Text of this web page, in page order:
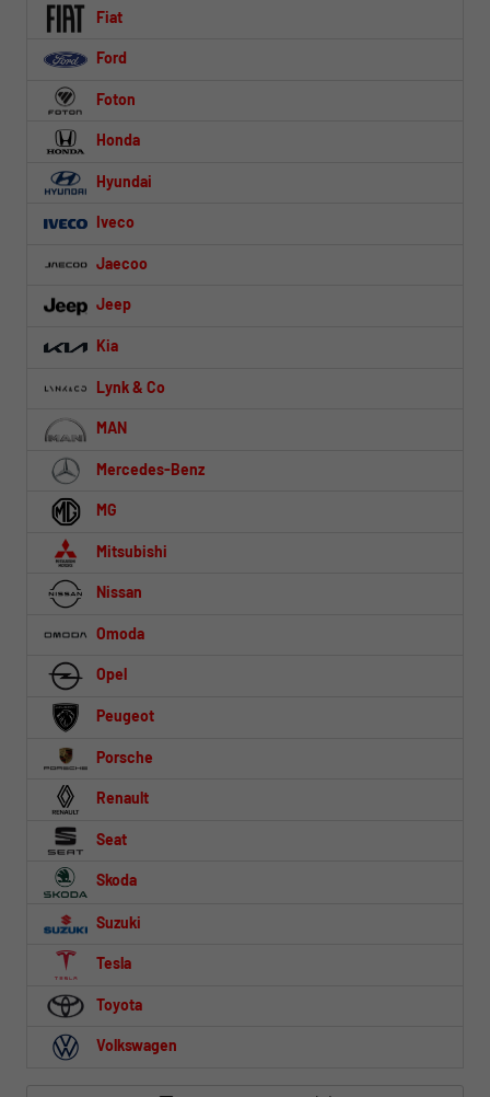
Fiat
Ford
Foton
Honda
Hyundai
Iveco
Jaecoo
Jeep
Kia
Lynk & Co
MAN
Mercedes-Benz
MG
Mitsubishi
Nissan
Omoda
Opel
Peugeot
Porsche
Renault
Seat
Skoda
Suzuki
Tesla
Toyota
Volkswagen